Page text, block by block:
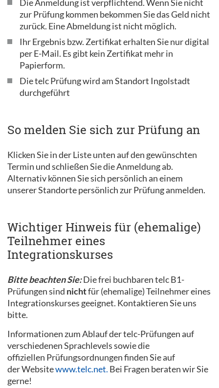
Die Anmeldung ist verpflichtend. Wenn Sie nicht
zur Prüfung kommen bekommen Sie das Geld nicht
zurück. Eine Abmeldung ist nicht möglich.
Ihr Ergebnis bzw. Zertifikat erhalten Sie nur digital
per E-Mail. Es gibt kein Zertifikat mehr in
Papierform.
Die telc Prüfung wird am Standort Ingolstadt
durchgeführt
So melden Sie sich zur Prüfung an
Klicken Sie in der Liste unten auf den gewünschten
Termin und schließen Sie die Anmeldung ab.
Alternativ können Sie sich persönlich an einem
unserer Standorte persönlich zur Prüfung anmelden.
Wichtiger Hinweis für (ehemalige)
Teilnehmer eines
Integrationskurses
Bitte beachten Sie:Die frei buchbaren telc B1-
Prüfungen sind nichtfür (ehemalige) Teilnehmer eines
Integrationskurses geeignet. Kontaktieren Sie uns
bitte.
Informationen zum Ablauf der telc-Prüfungen auf
verschiedenen Sprachlevels sowie die
offiziellen Prüfungsordnungen finden Sie auf
der Websitewww.telc.net. Bei Fragen beraten wir Sie
gerne!